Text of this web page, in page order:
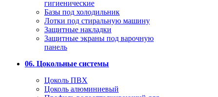
гигиенические
Базы под холодильник
Лотки под стиральную машину
Защитные накладки
Защитные экраны под варочную
панель
06. Цокольные системы
Цоколь ПВХ
Цоколь алюминиевый